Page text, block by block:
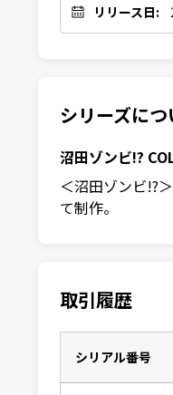
リリース日:
シリーズにつ
沼田ゾンビ!?
＜沼田ゾンビ!?
て制作。
取引履歴
シリアル番号